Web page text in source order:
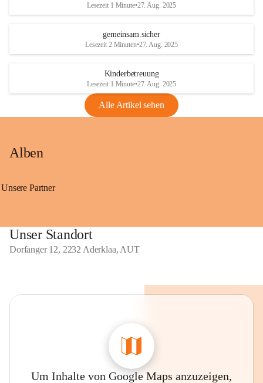
Lesezeit 1 Minute•27. Aug. 2025
gemeinsam.sicher
Lesezeit 2 Minuten•27. Aug. 2025
Kinderbetreuung
Lesezeit 1 Minute•27. Aug. 2025
Alle Artikel sehen
Alben
Unsere Partner
Unser Standort
Dorfanger 12, 2232 Aderklaa, AUT
Um Inhalte von Google Maps anzuzeigen,